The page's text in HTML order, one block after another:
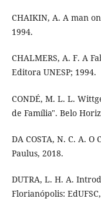
CHAIKIN, A. A man
1994.
CHALMERS, A. F. A
Editora UNESP; 1994.
CONDÉ, M. L. L.
de Família". Belo
DA COSTA, N. C. A.
Paulus, 2018.
DUTRA, L. H. A.
Florianópolis: